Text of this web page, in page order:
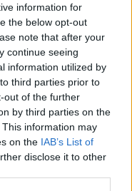
information for
the below opt-out
note that after your
continue seeing
information utilized by
third parties prior to
out of the further
by third parties on the
This information may
on the IAB’s List of
disclose it to other
του, το οποίο δεν
άγγελος που
πλάτη του και
του Ρόμεο και